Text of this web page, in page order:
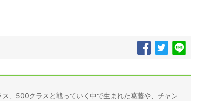
、500クラスと戦っていく中で生まれた葛藤や、チャン